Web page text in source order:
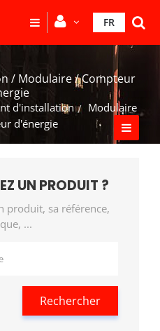
FR
/ Modulaire / Compteur
d'installation
Modulaire
d'énergie
UN PRODUIT ?
produit, sa référence,
...
Rechercher